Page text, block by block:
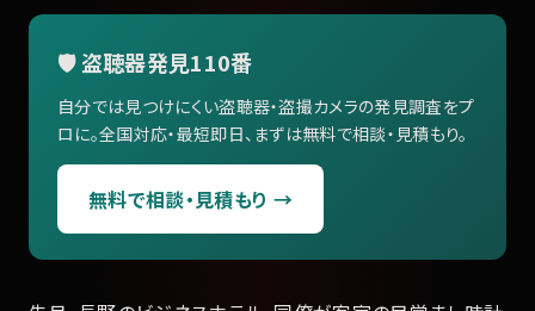
🛡️ 盗聴器発見110番
自分では見つけにくい盗聴器・盗撮カメラの発見調査をプ
ロに。全国対応・最短即日、まずは無料で相談・見積もり。
無料で相談・見積もり →